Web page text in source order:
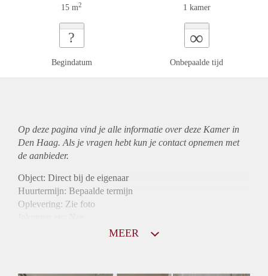
15 m2 1 kamer
?
Begindatum
∞
Onbepaalde tijd
Op deze pagina vind je alle informatie over deze Kamer in
Den Haag. Als je vragen hebt kun je contact opnemen met
de aanbieder.
Object: Direct bij de eigenaar
Huurtermijn: Bepaalde termijn
Oplevering: Zie foto
MEER